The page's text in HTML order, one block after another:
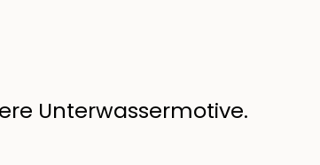
Unterwassermotive.